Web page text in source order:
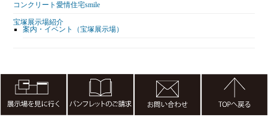
コンクリート愛情住宅smile
宝塚展示場紹介
案内・イベント（宝塚展示場）